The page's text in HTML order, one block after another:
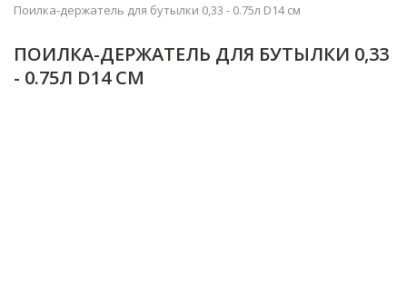
Поилка-держатель для бутылки 0,33 - 0.75л D14 см
ПОИЛКА-ДЕРЖАТЕЛЬ ДЛЯ БУТЫЛКИ 0,33
- 0.75Л D14 СМ